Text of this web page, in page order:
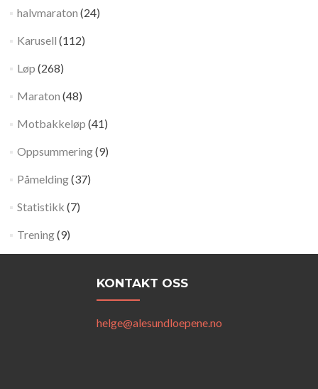
halvmaraton (24)
Karusell (112)
Løp (268)
Maraton (48)
Motbakkeløp (41)
Oppsummering(9)
Påmelding(37)
Statistikk (7)
Trening(9)
KONTAKT OSS
helge@alesundloepene.no